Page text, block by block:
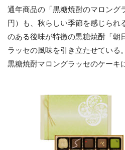
通年商品の「黒糖焼酎のマロング
円）も、秋らしい季節を感じられ
のある後味が特徴の黒糖焼酎「朝
ラッセの風味を引き立たせている
黒糖焼酎マロングラッセのケーキ